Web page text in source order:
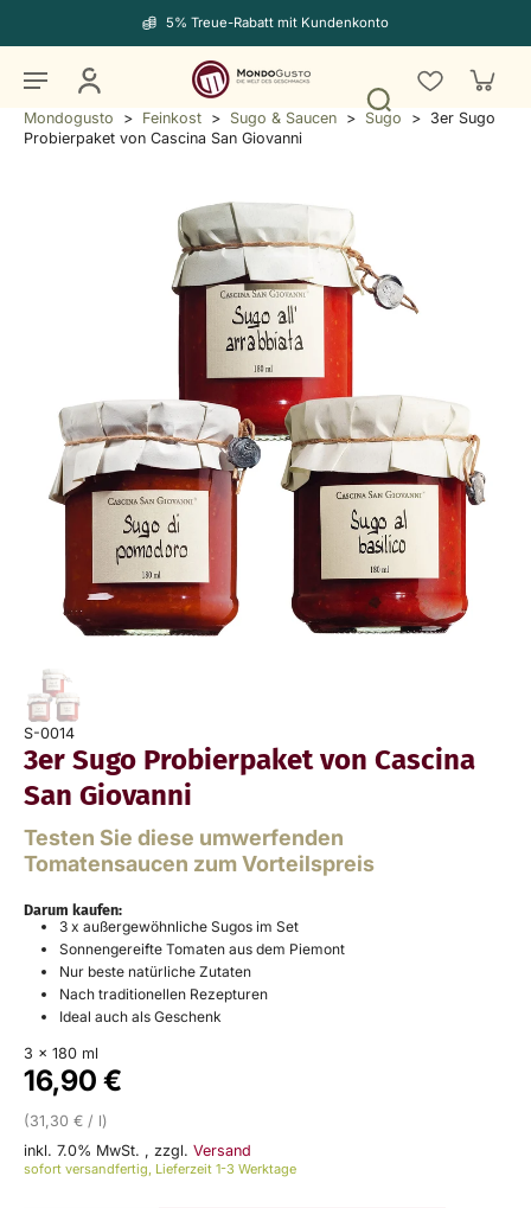
5% Treue-Rabatt mit Kundenkonto
Mondogusto > Feinkost > Sugo & Saucen > Sugo > 3er Sugo
Probierpaket von Cascina San Giovanni
S-0014
3er Sugo Probierpaket von Cascina
San Giovanni
Testen Sie diese umwerfenden
Tomatensaucen zum Vorteilspreis
Darum kaufen:
3 x außergewöhnliche Sugos im Set
Sonnengereifte Tomaten aus dem Piemont
Nur beste natürliche Zutaten
Nach traditionellen Rezepturen
Ideal auch als Geschenk
3 x 180 ml
16,90 €
(31,30 € / l)
inkl. 7.0% MwSt. , zzgl. Versand
sofort versandfertig, Lieferzeit 1-3 Werktage